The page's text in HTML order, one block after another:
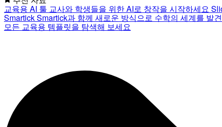
교육용 AI 툴 교사와 학생들을 위한 AI로 창작을 시작하세요
SmartickSmartick과 함께 새로운 방식으로 수학의 세계를 발
모든 교육용 템플릿을 탐색해 보세요